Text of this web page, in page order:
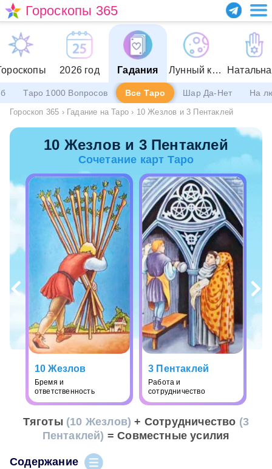
Гороскопы 365
2026 год Гадания Лунный календарь
Таро 1000 Вопросов Все Таро Шар Да-Нет На
Гороскоп 365 › Гадание на Таро › 10 Жезлов и 3 Пентаклей
10 Жезлов и 3 Пентаклей
Сочетание карт Таро
10 Жезлов
Бремя и
ответственность
3 Пентаклей
Работа и
сотрудничество
Тяготы (10 Жезлов) + Сотрудничество (3
Пентаклей) = Совместные усилия
Содержание